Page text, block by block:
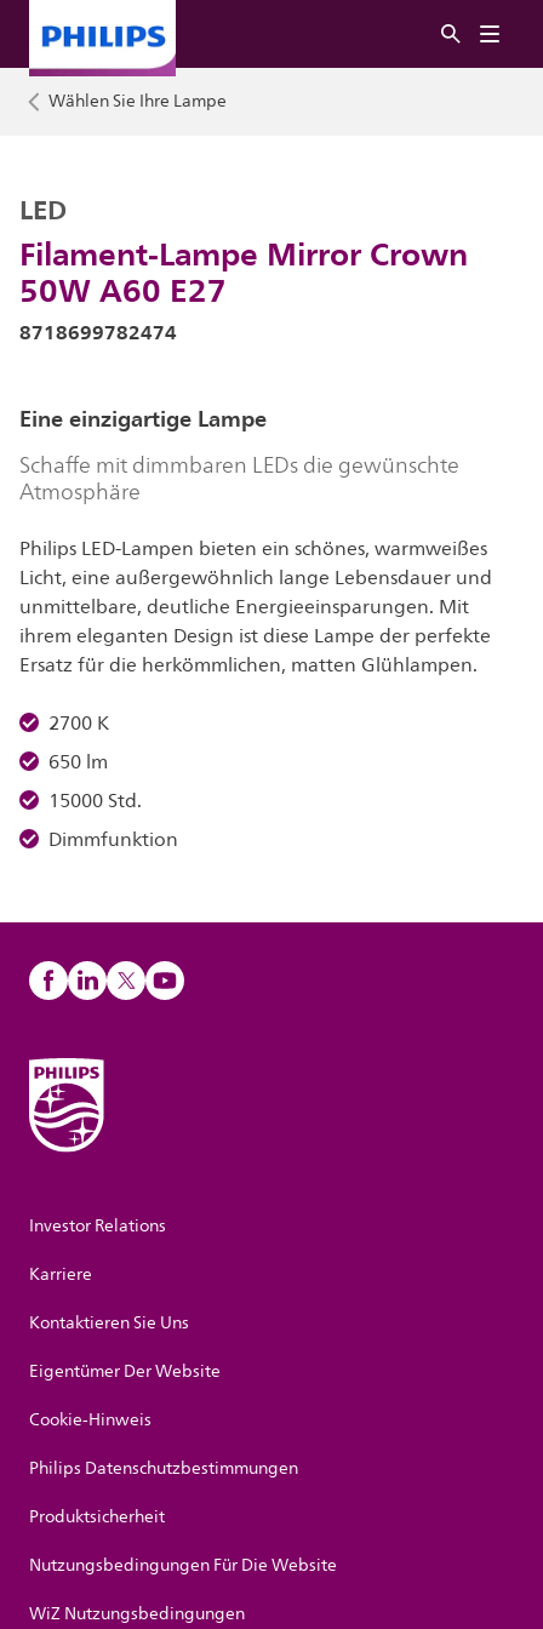
Wählen Sie Ihre Lampe
Filament-Lampe Mirror Crown
50W A60 E27
LED
8718699782474
Eine einzigartige Lampe
Schaffe mit dimmbaren LEDs die gewünschte
Atmosphäre
Philips LED-Lampen bieten ein schönes, warmweißes
Licht, eine außergewöhnlich lange Lebensdauer und
unmittelbare, deutliche Energieeinsparungen. Mit
ihrem eleganten Design ist diese Lampe der perfekte
Ersatz für die herkömmlichen, matten Glühlampen.
2700 K
650 lm
15000 Std.
Dimmfunktion
Investor Relations
Karriere
Kontaktieren Sie Uns
Eigentümer Der Website
Cookie-Hinweis
Philips Datenschutzbestimmungen
Produktsicherheit
Nutzungsbedingungen Für Die Website
WiZ Nutzungsbedingungen